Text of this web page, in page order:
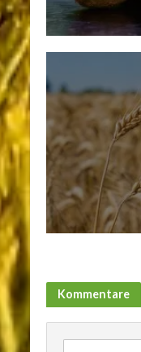
Kommentare